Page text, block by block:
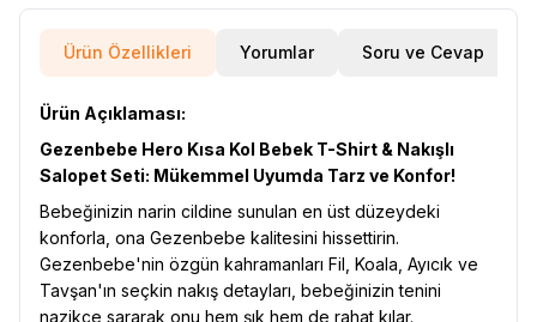
Ürün Özellikleri Yorumlar Soru ve Cevap
Ürün Açıklaması:
Gezenbebe Hero Kısa Kol Bebek T-Shirt & Nakışlı
Salopet Seti: Mükemmel Uyumda Tarz ve Konfor!
Bebeğinizin narin cildine sunulan en üst düzeydeki
konforla, ona Gezenbebe kalitesini hissettirin.
Gezenbebe'nin özgün kahramanları Fil, Koala, Ayıcık ve
Tavşan'ın seçkin nakış detayları, bebeğinizin tenini
nazikçe sararak onu hem şık hem de rahat kılar.